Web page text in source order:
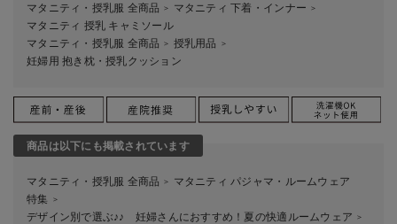
マタニティ・授乳服 全商品 ＞ マタニティ 下着・インナー ＞
マタニティ 授乳 キャミソール
マタニティ・授乳服 全商品 ＞ 授乳用品 ＞
妊婦用 抱き枕・授乳クッション
商品は以下にも掲載されています
マタニティ・授乳服 全商品 ＞
マタニティ パジャマ・ルームウェア
特集
＞
デザイン別で選ぶ♪♪ 妊婦さんにおすすめ！夏の快適ルームウェア ＞